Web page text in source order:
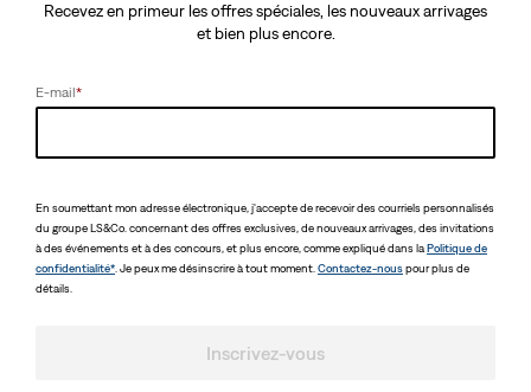
Recevez en primeur les offres spéciales, les nouveaux arrivages
et bien plus encore.
E-mail*
En soumettant mon adresse électronique, j'accepte de recevoir des courriels personnalisés
du groupe LS&Co. concernant des offres exclusives, de nouveaux arrivages, des invitations
à des événements et à des concours, et plus encore, comme expliqué dans laPolitique de
confidentialité* . Je peux me désinscrire à tout moment. Contactez-nouspour plus de
détails.
Inscrivez-vous